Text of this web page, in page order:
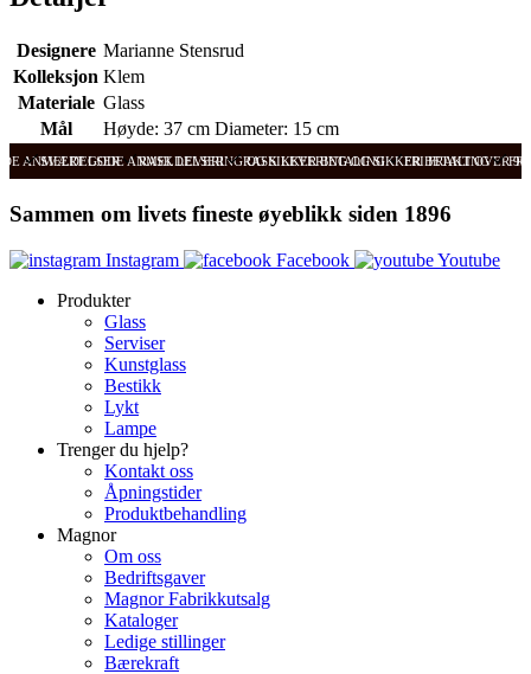
Designere Marianne Stensrud
Kolleksjon Klem
Materiale Glass
Mål
Høyde: 37 cm Diameter: 15 cm
ANMELDELSER RASK LEVERING OG SIKKER BETALING FRI FRAKT OVER
SVÆRT GODE ANMELDELSER RASK LEVERING OG SIKKER BETALING
Sammen om livets fineste øyeblikk siden 1896
Instagram Facebook
Youtube
Produkter
Glass
Serviser
Kunstglass
Bestikk
Lykt
Lampe
Trenger du hjelp?
Kontakt oss
Åpningstider
Produktbehandling
Magnor
Om oss
Bedriftsgaver
Magnor Fabrikkutsalg
Kataloger
Ledige stillinger
Bærekraft